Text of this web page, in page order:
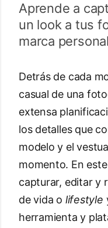
Aprende a
un look a tus
marca
Detrás de cada
casual de una
extensa
los detalles que
modelo y el
momento. En
capturar, editar y
de vida o lifestyle
herramienta y